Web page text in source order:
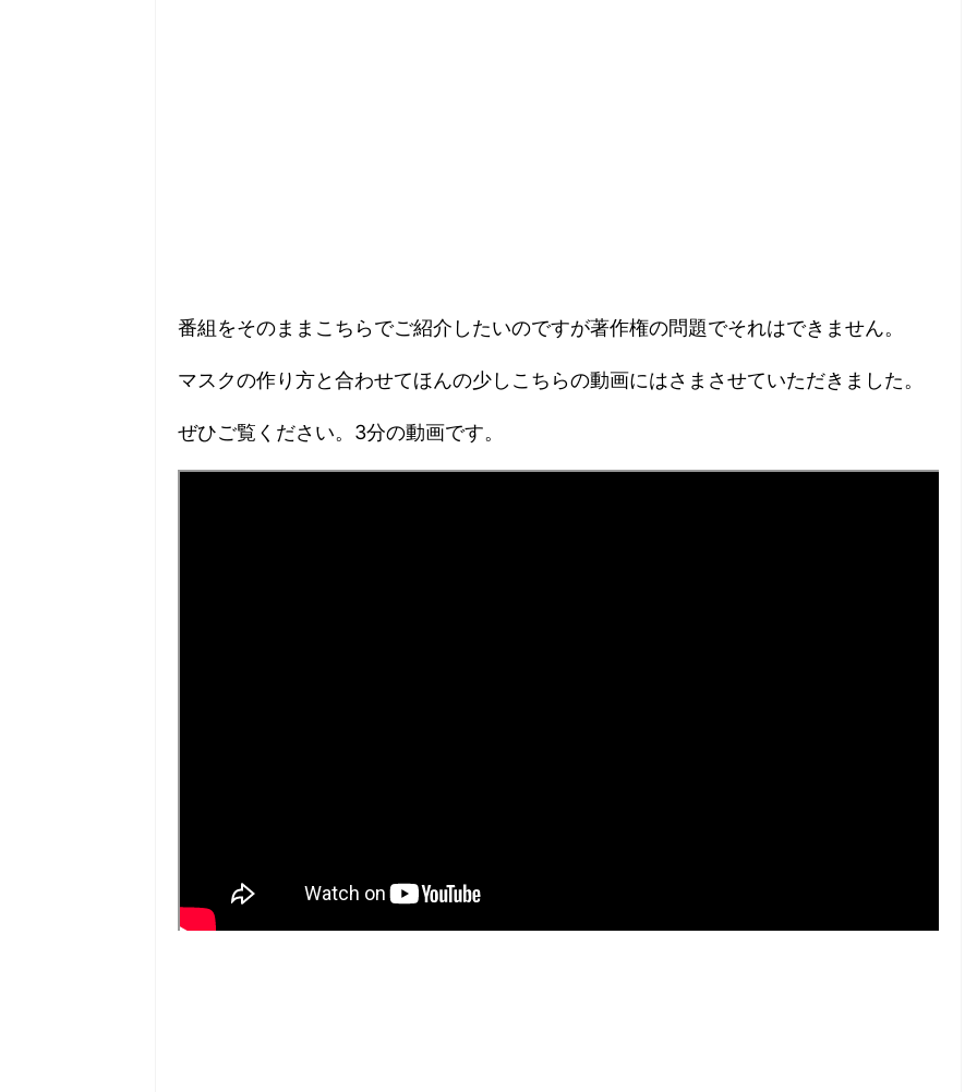
番組をそのままこちらでご紹介したいのですが著作権の問題でそれはできません。
マスクの作り方と合わせてほんの少しこちらの動画にはさまさせていただきました。
ぜひご覧ください。3分の動画です。